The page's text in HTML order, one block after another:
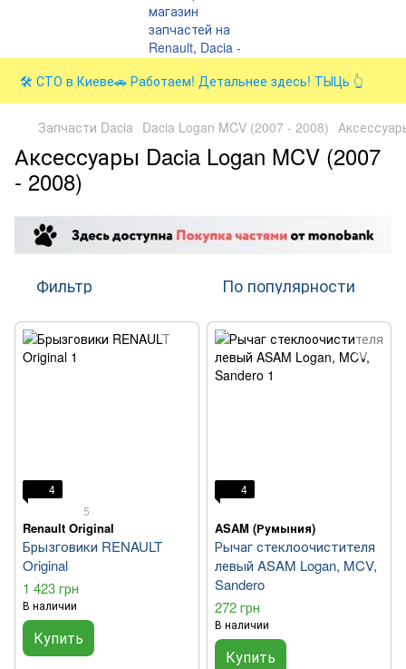
🛠️ СТО в Киеве🚗 Работаем! Детальнее здесь! ТЫЦь 👆
Запчасти Dacia Dacia Logan MCV (2007 - 2008)
Аксессуары Dacia Logan MCV (2007
- 2008)
Фильтр По популярности
4
5
Renault Original
Брызговики RENAULT
Original
1 423 грн
В наличии
Купить
4
ASAM (Румыния)
Рычаг стеклоочистителя
левый ASAM Logan, MCV,
Sandero
272 грн
В наличии
Купить